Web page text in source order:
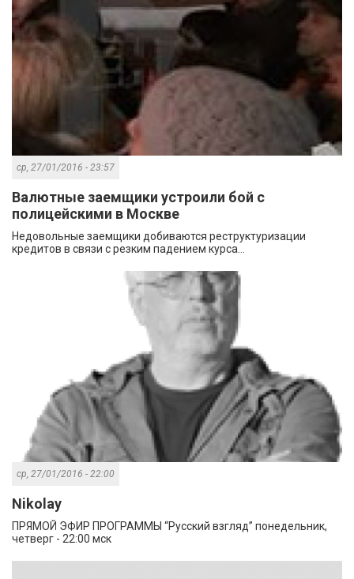
ср, 27/01/2016 - 23:57
Валютные заемщики устроили бой с
полицейскими в Москве
Недовольные заемщики добиваются реструктуризации
кредитов в связи с резким падением курса...
ср, 27/01/2016 - 22:00
Nikolay
ПРЯМОЙ ЭФИР ПРОГРАММЫ “Русский взгляд” понедельник,
четверг - 22:00 мск